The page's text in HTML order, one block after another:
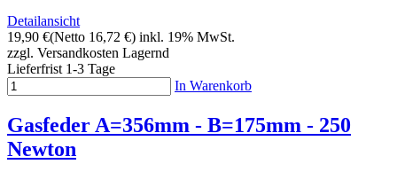
Detailansicht
19,90 €(Netto 16,72 €) inkl. 19% MwSt.
zzgl. Versandkosten Lagernd
Lieferfrist 1-3 Tage
In Warenkorb
Gasfeder A=356mm - B=175mm - 250
Newton